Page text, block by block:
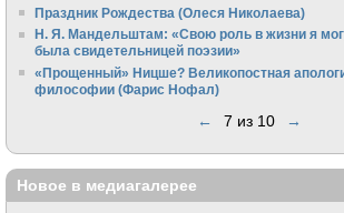
Праздник Рождества (Олеся Николаева)
Н. Я. Мандельштам: «Свою pоль в жизни я
была свидетельницей поэзии»
«Прощенный» Ницше? Великопостная
философии (Фарис Нофал)
← 7 из 10 →
Новое в медиагалерее